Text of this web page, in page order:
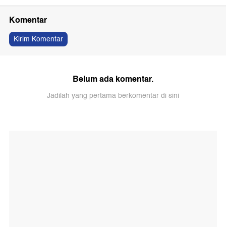
Komentar
Kirim Komentar
Belum ada komentar.
Jadilah yang pertama berkomentar di sini